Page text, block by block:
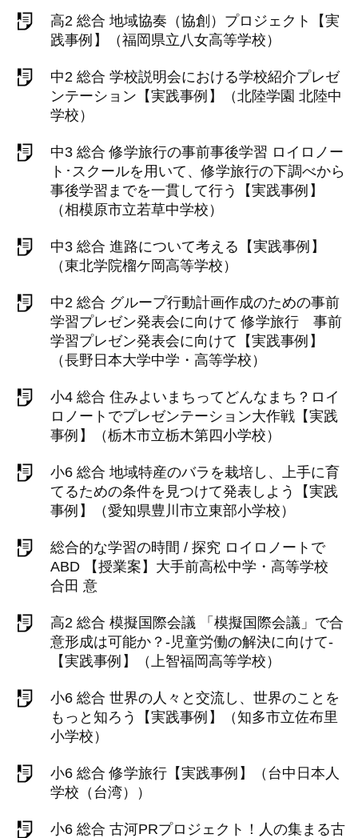
高2 総合 地域協奏（協創）プロジェクト【実
践事例】（福岡県立八女高等学校）
中2 総合 学校説明会における学校紹介プレゼ
ンテーション【実践事例】（北陸学園 北陸中
学校）
中3 総合 修学旅行の事前事後学習 ロイロノー
ト･スクールを用いて、修学旅行の下調べから
事後学習までを一貫して行う【実践事例】
（相模原市立若草中学校）
中3 総合 進路について考える【実践事例】
（東北学院榴ケ岡高等学校）
中2 総合 グループ行動計画作成のための事前
学習プレゼン発表会に向けて 修学旅行 事前
学習プレゼン発表会に向けて【実践事例】
（長野日本大学中学・高等学校）
小4 総合 住みよいまちってどんなまち？ロイ
ロノートでプレゼンテーション大作戦【実践
事例】（栃木市立栃木第四小学校）
小6 総合 地域特産のバラを栽培し、上手に育
てるための条件を見つけて発表しよう【実践
事例】（愛知県豊川市立東部小学校）
総合的な学習の時間 / 探究 ロイロノートで
ABD 【授業案】大手前高松中学・高等学校
合田 意
高2 総合 模擬国際会議 「模擬国際会議」で合
意形成は可能か？-児童労働の解決に向けて-
【実践事例】（上智福岡高等学校）
小6 総合 世界の人々と交流し、世界のことを
もっと知ろう【実践事例】（知多市立佐布里
小学校）
小6 総合 修学旅行【実践事例】（台中日本人
学校（台湾））
小6 総合 古河PRプロジェクト！人の集まる古